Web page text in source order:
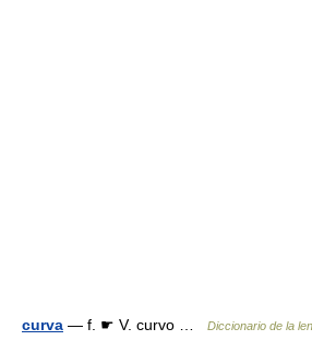
curva — f. ☛ V. curvo … Diccionario de la